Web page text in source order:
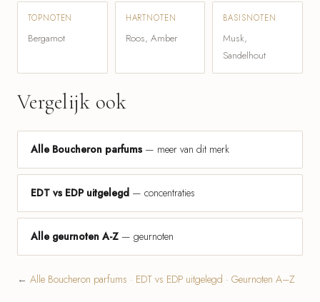
TOPNOTEN
Bergamot
HARTNOTEN
Roos, Amber
BASISNOTEN
Musk,
Sandelhout
Vergelijk ook
Alle Boucheron parfums — meer van dit merk
EDT vs EDP uitgelegd — concentraties
Alle geurnoten A-Z — geurnoten
← Alle Boucheron parfums · EDT vs EDP uitgelegd · Geurnoten A–Z